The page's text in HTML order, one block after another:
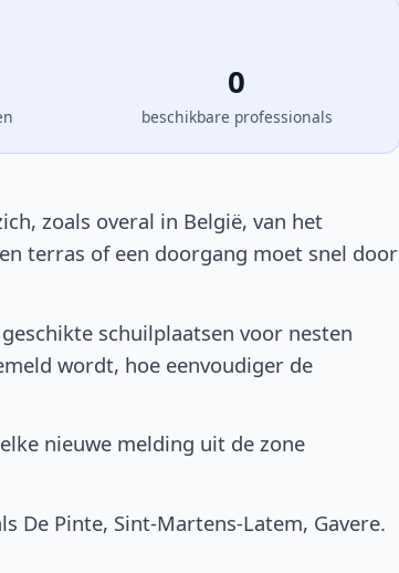
0
beschikbare professionals
zoals overal in België, van het
terras of een doorgang moet snel door
schuilplaatsen voor nesten
wordt, hoe eenvoudiger de
nieuwe melding uit de zone
De Pinte, Sint-Martens-Latem, Gavere.